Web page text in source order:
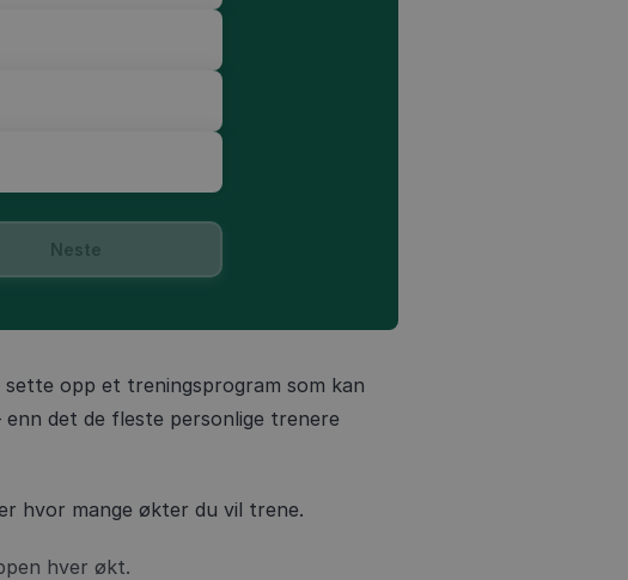
Neste
opp et treningsprogram som kan
det de fleste personlige trenere
hvor mange økter du vil trene.
hver økt.